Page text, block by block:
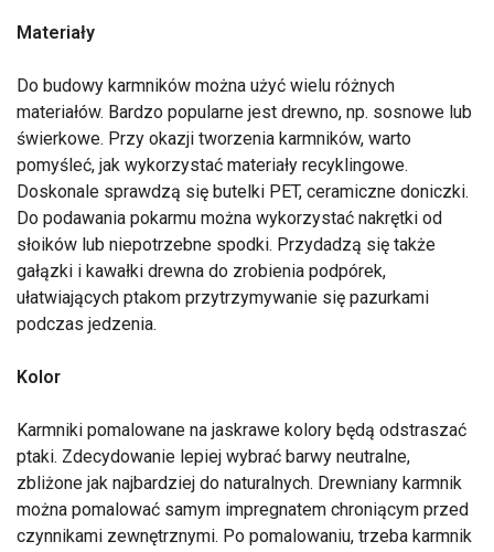
Materiały
Do budowy karmników można użyć wielu różnych
materiałów. Bardzo popularne jest drewno, np. sosnowe lub
świerkowe. Przy okazji tworzenia karmników, warto
pomyśleć, jak wykorzystać materiały recyklingowe.
Doskonale sprawdzą się butelki PET, ceramiczne doniczki.
Do podawania pokarmu można wykorzystać nakrętki od
słoików lub niepotrzebne spodki. Przydadzą się także
gałązki i kawałki drewna do zrobienia podpórek,
ułatwiających ptakom przytrzymywanie się pazurkami
podczas jedzenia.
Kolor
Karmniki pomalowane na jaskrawe kolory będą odstraszać
ptaki. Zdecydowanie lepiej wybrać barwy neutralne,
zbliżone jak najbardziej do naturalnych. Drewniany karmnik
można pomalować samym impregnatem chroniącym przed
czynnikami zewnętrznymi. Po pomalowaniu, trzeba karmnik